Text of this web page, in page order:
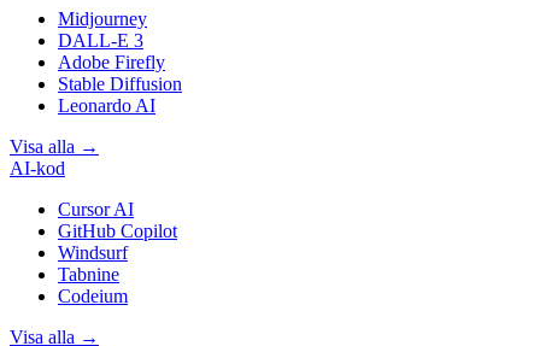
Midjourney
DALL-E 3
Adobe Firefly
Stable Diffusion
Leonardo AI
Visa alla →
AI-kod
Cursor AI
GitHub Copilot
Windsurf
Tabnine
Codeium
Visa alla →